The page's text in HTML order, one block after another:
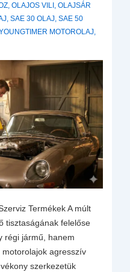
,OLAJOS VILI ,OLAJSÁR
,SAE 30 OLAJ,SAE 50
MOTOROLAJ,
Termékek A múlt
tisztaságának felelőse
régi jármű, hanem
agresszív
szerkezetük